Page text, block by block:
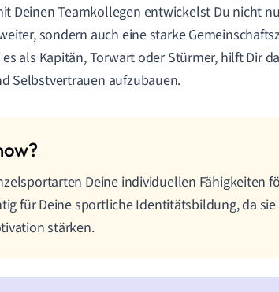
Deinen Teamkollegen entwickelst Du nicht
sondern auch eine starke
es als Kapitän, Torwart oder Stürmer, hilft Dir
Selbstvertrauen aufzubauen.
Deine individuellen Fähigkeiten
für Deine sportliche Identitätsbildung, da
stärken.